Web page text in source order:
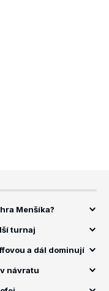
Menšíka?
turnaj
a dál dominují
návratu